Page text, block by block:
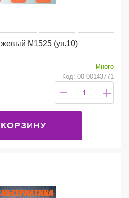
М1525 (уп.10)
Много
Код: 00-00143771